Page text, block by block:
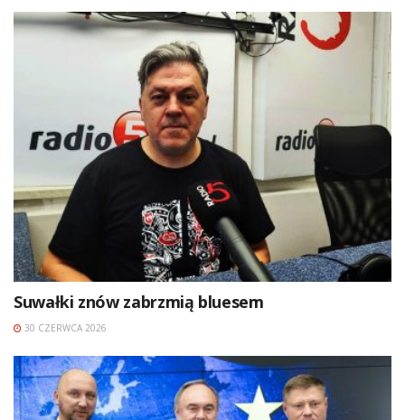
Suwałki znów zabrzmią bluesem
30 CZERWCA 2026